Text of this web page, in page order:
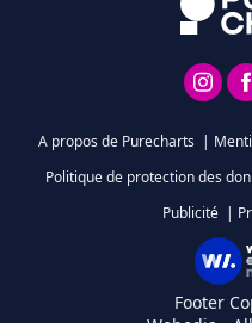
A propos de Purecharts |
Politique de protection des
Publicité |
Footer